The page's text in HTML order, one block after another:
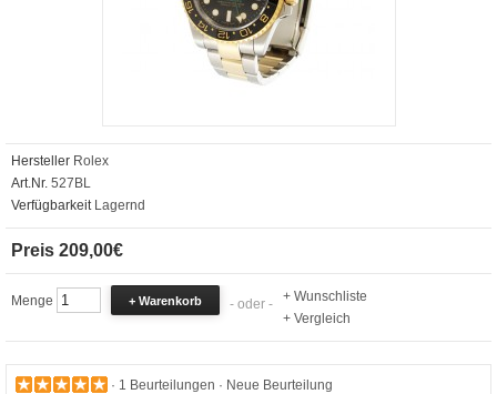
Hersteller Rolex
Art.Nr. 527BL
VerfügbarkeitLagernd
Preis 209,00€
Menge - oder - + Wunschliste
+ Vergleich
· 1 Beurteilungen · Neue Beurteilung